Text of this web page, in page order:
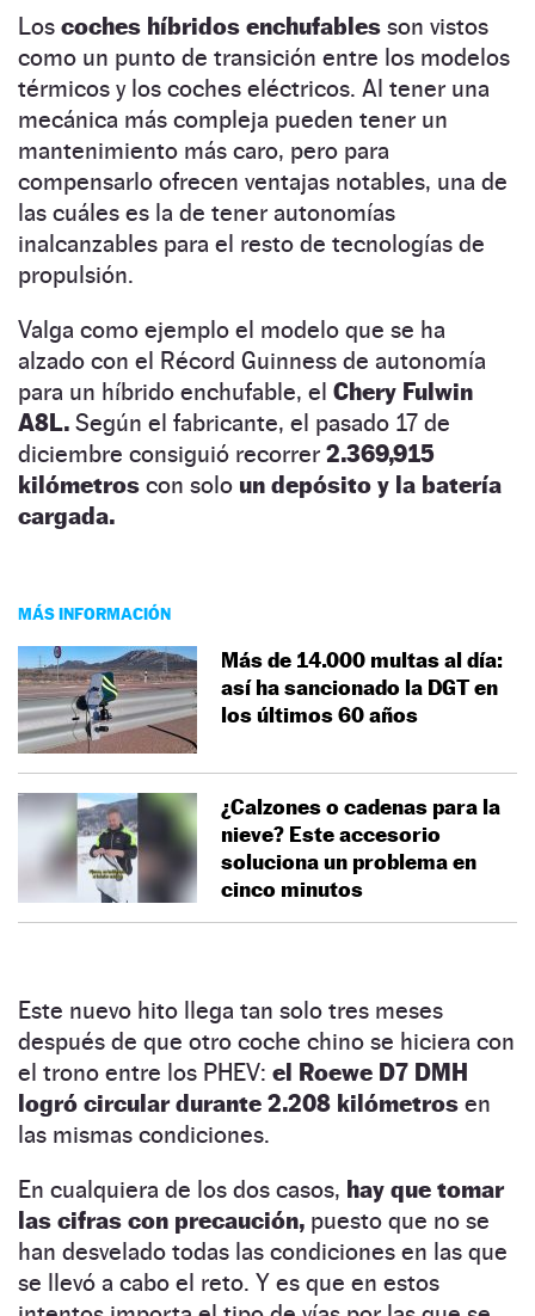
Los coches híbridos enchufables son vistos
como un punto de transición entre los modelos
térmicos y los coches eléctricos. Al tener una
mecánica más compleja pueden tener un
mantenimiento más caro, pero para
compensarlo ofrecen ventajas notables, una de
las cuáles es la de tener autonomías
inalcanzables para el resto de tecnologías de
propulsión.
Valga como ejemplo el modelo que se ha
alzado con el Récord Guinness de autonomía
para un híbrido enchufable, el Chery Fulwin
A8L. Según el fabricante, el pasado 17 de
diciembre consiguió recorrer 2.369,915
kilómetros con solo un depósito y la batería
cargada.
MÁS INFORMACIÓN
Más de 14.000 multas al día:
así ha sancionado la DGT en
los últimos 60 años
¿Calzones o cadenas para la
nieve? Este accesorio
soluciona un problema en
cinco minutos
Este nuevo hito llega tan solo tres meses
después de que otro coche chino se hiciera con
el trono entre los PHEV: el Roewe D7 DMH
logró circular durante 2.208 kilómetros en
las mismas condiciones.
En cualquiera de los dos casos, hay que tomar
las cifras con precaución, puesto que no se
han desvelado todas las condiciones en las que
se llevó a cabo el reto. Y es que en estos